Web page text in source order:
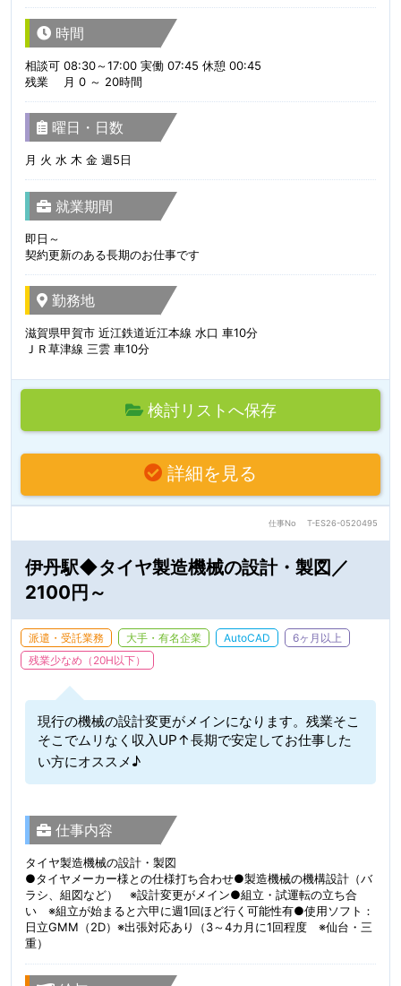
時間
相談可 08:30～17:00 実働 07:45 休憩 00:45
残業 月 0 ～ 20時間
曜日・日数
月 火 水 木 金 週5日
就業期間
即日～
契約更新のある長期のお仕事です
勤務地
滋賀県甲賀市 近江鉄道近江本線 水口 車10分
ＪＲ草津線 三雲 車10分
検討リストへ保存
詳細を見る
仕事No T-ES26-0520495
伊丹駅◆タイヤ製造機械の設計・製図／
2100円～
派遣・受託業務 大手・有名企業 AutoCAD
6ヶ月以上
残業少なめ（20H以下）
現行の機械の設計変更がメインになります。残業そこ
そこでムリなく収入UP↑長期で安定してお仕事した
い方にオススメ♪
仕事内容
タイヤ製造機械の設計・製図
●タイヤメーカー様との仕様打ち合わせ●製造機械の機構設計（バ
ラシ、組図など） ※設計変更がメイン●組立・試運転の立ち合
い ※組立が始まると六甲に週1回ほど行く可能性有●使用ソフト：
日立GMM（2D）※出張対応あり（3～4カ月に1回程度 ※仙台・三
重）